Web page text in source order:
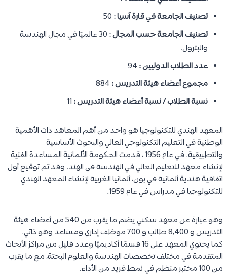
تصنيف الجامعة في قارة آسيا :
تصنيف الجامعة حسب المجال :
30 عالميًا في مجال الهندسة
والبترول.
عدد الطلاب الدوليين :
مجموع أعضاء هيئة التدريس :
نسبة الطلاب / نسبة أعضاء هيئة التدريس :
المعهد الهندي للتكنولوجيا هو واحد من أهم المعاهد ذات الأهمية
الوطنية في التعليم التكنولوجي العالي والبحوث الأساسية
والتطبيقية. في عام 1956 ، قدمت الحكومة الألمانية المساعدة الفنية
لإنشاء معهد للتعليم العالي في الهندسة في الهند. وقد تم توقيع أول
اتفاقية هندية ألمانية في بون، ألمانيا الغربية لإنشاء المعهد الهندي
للتكنولوجيا في مدراس في عام 1959.
وهو عبارة عن معهد سكني يضم ما يقرب من 540 من أعضاء هيئة
التدريس و 8,400 طالب و 700 موظف إداري ومساعد وهو ذاتي.
كما يحتوي المعهد على 16 قسمًا أكاديميًا وعدد قليل من مراكز الأبحاث
المتقدمة في مختلف تخصصات الهندسة والعلوم البحتة، مع ما يقرب
من 100 مختبر منظم في نمط فريد من الأداء.